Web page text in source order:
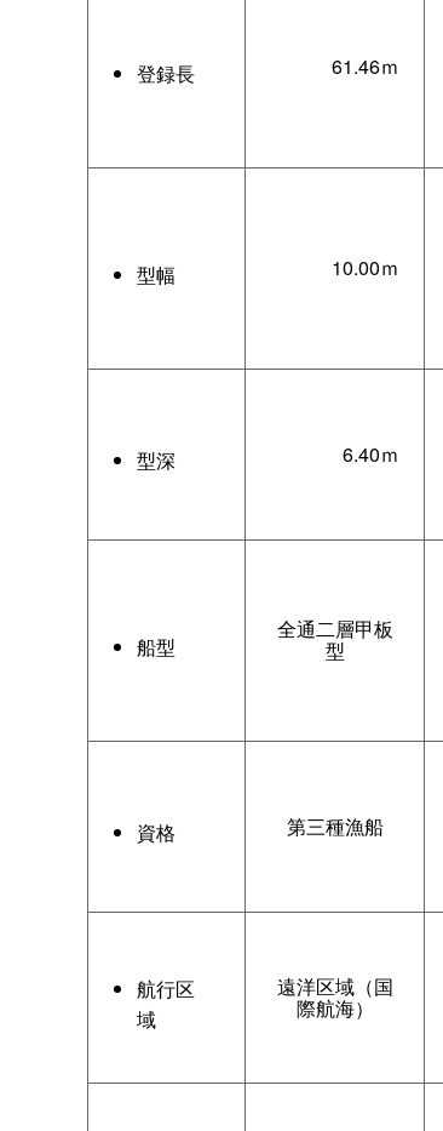
登録長 61.46ｍ
型幅 10.00ｍ
型深 6.40ｍ
船型
全通二層甲板
型
資格 第三種漁船
航行区
域
遠洋区域（国
際航海）